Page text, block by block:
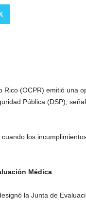
Rico (OCPR) emitió una
Pública (DSP),
los
Médica
la Junta de